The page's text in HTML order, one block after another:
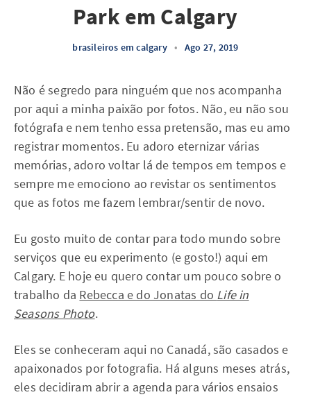
Park em Calgary
brasileiros em calgary • Ago 27, 2019
Não é segredo para ninguém que nos acompanha
por aqui a minha paixão por fotos. Não, eu não sou
fotógrafa e nem tenho essa pretensão, mas eu amo
registrar momentos. Eu adoro eternizar várias
memórias, adoro voltar lá de tempos em tempos e
sempre me emociono ao revistar os sentimentos
que as fotos me fazem lembrar/sentir de novo.
Eu gosto muito de contar para todo mundo sobre
serviços que eu experimento (e gosto!) aqui em
Calgary. E hoje eu quero contar um pouco sobre o
trabalho da Rebecca e do Jonatas do Life in
Seasons Photo.
Eles se conheceram aqui no Canadá, são casados e
apaixonados por fotografia. Há alguns meses atrás,
eles decidiram abrir a agenda para vários ensaios